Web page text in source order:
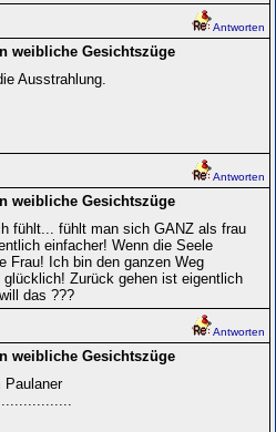
Antworten
weibliche Gesichtszüge
Ausstrahlung.
Antworten
weibliche Gesichtszüge
fühlt... fühlt man sich GANZ als frau
einfacher! Wenn die Seele
Frau! Ich bin den ganzen Weg
glücklich! Zurück gehen ist eigentlich
das ???
Antworten
weibliche Gesichtszüge
Paulaner